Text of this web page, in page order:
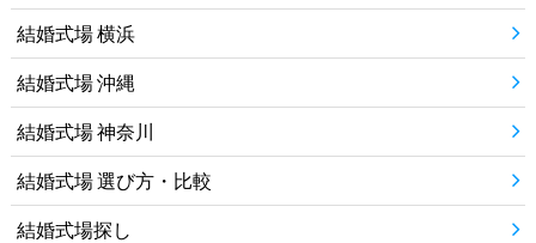
結婚式場 横浜
結婚式場 沖縄
結婚式場 神奈川
結婚式場 選び方・比較
結婚式場探し